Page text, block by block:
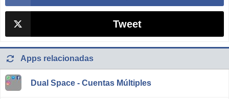
Tweet
Apps relacionadas
Dual Space - Cuentas Múltiples